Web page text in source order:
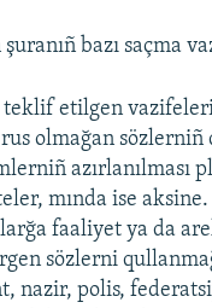
bazı saçma
teklif etilgen
rus olmağan
azırlanılması
mında ise
faaliyet ya da
sözlerni
nazir, polis,